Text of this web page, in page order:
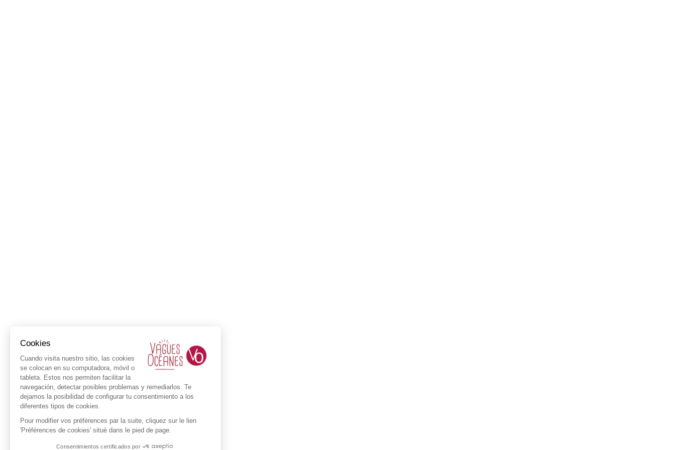
Cookies
Cuando visita nuestro sitio, las cookies
se colocan en su computadora, móvil o
tableta. Estos nos permiten facilitar la
navegación, detectar posibles problemas y remediarlos. Te
dejamos la posibilidad de configurar tu consentimiento a los
diferentes tipos de cookies.
Pour modifier vos préférences par la suite, cliquez sur le lien
'Préférences de cookies' situé dans le pied de page.
Consentimientos certificados por